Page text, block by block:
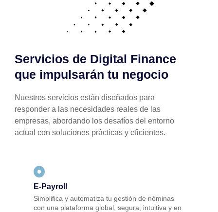
Servicios de Digital Finance
que impulsarán tu negocio
Nuestros servicios están diseñados para
responder a las necesidades reales de las
empresas, abordando los desafíos del entorno
actual con soluciones prácticas y eficientes.
E-Payroll
Simplifica y automatiza tu gestión de nóminas
con una plataforma global, segura, intuitiva y en